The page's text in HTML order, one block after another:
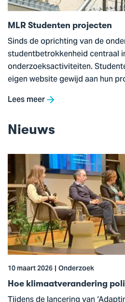
MLR Studenten projecten
Sinds de oprichting van de
studentbetrokkenheid centraal
onderzoeksactiviteiten.
eigen website gewijd aan hun
Lees meer
Nieuws
Ga
naar
Hoe
klimaatverandering
politiewerk
verandert
10 maart 2026 Onderzoek
Hoe klimaatverandering